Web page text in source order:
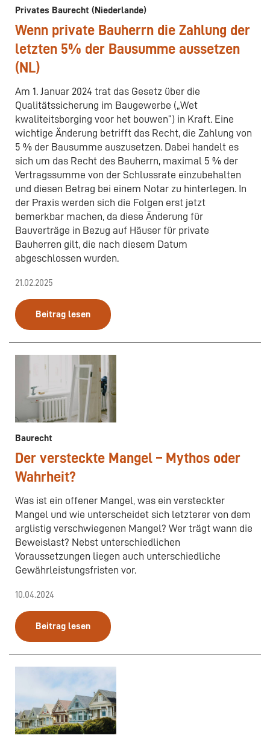
Privates Baurecht (Niederlande)
Wenn private Bauherrn die Zahlung der
letzten 5% der Bausumme aussetzen
(NL)
Am 1. Januar 2024 trat das Gesetz über die
Qualitätssicherung im Baugewerbe („Wet
kwaliteitsborging voor het bouwen“) in Kraft. Eine
wichtige Änderung betrifft das Recht, die Zahlung von
5 % der Bausumme auszusetzen. Dabei handelt es
sich um das Recht des Bauherrn, maximal 5 % der
Vertragssumme von der Schlussrate einzubehalten
und diesen Betrag bei einem Notar zu hinterlegen. In
der Praxis werden sich die Folgen erst jetzt
bemerkbar machen, da diese Änderung für
Bauverträge in Bezug auf Häuser für private
Bauherren gilt, die nach diesem Datum
abgeschlossen wurden.
21.02.2025
Beitrag lesen
Baurecht
Der versteckte Mangel – Mythos oder
Wahrheit?
Was ist ein offener Mangel, was ein versteckter
Mangel und wie unterscheidet sich letzterer von dem
arglistig verschwiegenen Mangel? Wer trägt wann die
Beweislast? Nebst unterschiedlichen
Voraussetzungen liegen auch unterschiedliche
Gewährleistungsfristen vor.
10.04.2024
Beitrag lesen